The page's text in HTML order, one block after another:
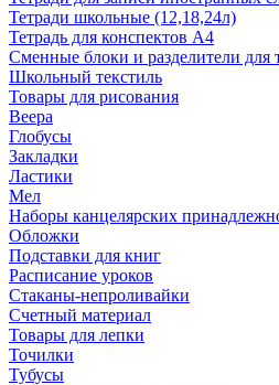
Тетради школьные (12,18,24л)
Тетрадь для конспектов А4
Сменные блоки и разделители для
Школьный текстиль
Товары для рисования
Веера
Глобусы
Закладки
Ластики
Мел
Наборы канцелярских
Обложки
Подставки для книг
Расписание уроков
Стаканы-непроливайки
Счетный материал
Товары для лепки
Точилки
Тубусы